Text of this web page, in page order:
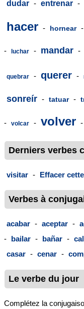
dudar - entrenar -
hacer - hornear -
- luchar - mandar -
quebrar - querer -
sonreír - tatuar -
- volcar - volver -
Derniers verbes
visitar - Effacer
Verbes à
acabar - aceptar -
- bailar - bañar -
casar - cenar -
Le verbe du jour
Complétez la